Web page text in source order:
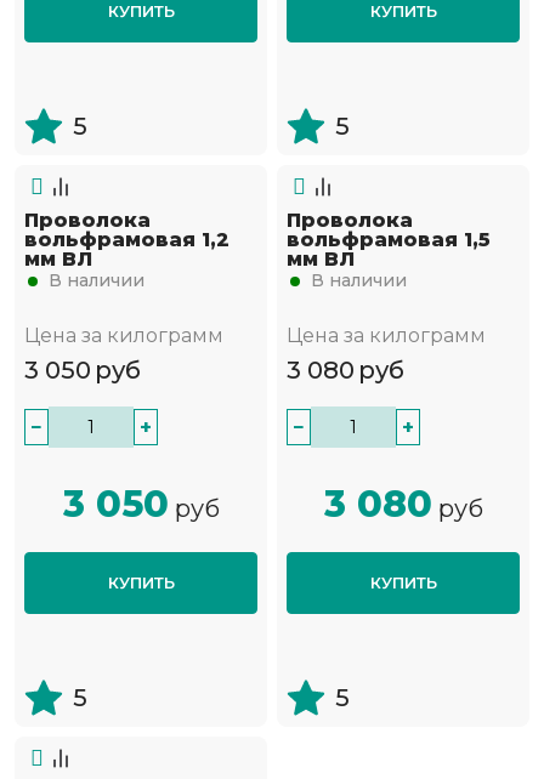
КУПИТЬ
5
КУПИТЬ
5
Проволока
вольфрамовая 1,2
мм ВЛ
В наличии
Цена за килограмм
3 050 руб
− +
3 050 руб
КУПИТЬ
5
Проволока
вольфрамовая 1,5
мм ВЛ
В наличии
Цена за килограмм
3 080 руб
− +
3 080 руб
КУПИТЬ
5